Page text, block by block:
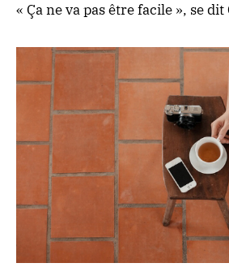
« Ça ne va pas être facile », se dit